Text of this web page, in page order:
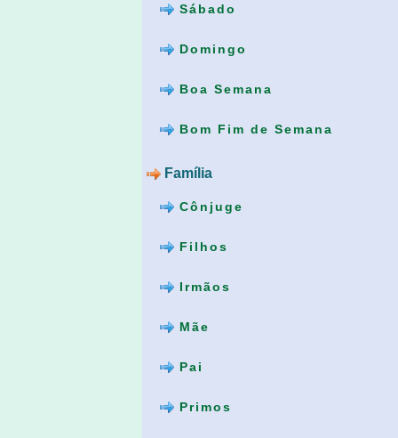
Sábado
Domingo
Boa Semana
Bom Fim de Semana
Família
Cônjuge
Filhos
Irmãos
Mãe
Pai
Primos